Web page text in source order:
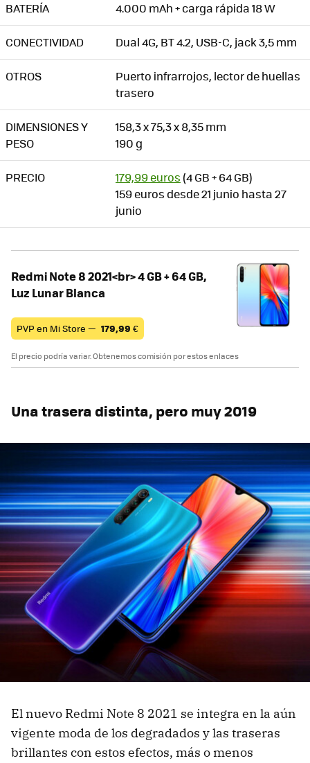
BATERÍA 4.000 mAh + carga rápida 18 W
CONECTIVIDAD Dual 4G, BT 4.2, USB-C, jack 3,5 mm
OTROS
Puerto infrarrojos, lector de huellas
trasero
DIMENSIONES Y
PESO
158,3 x 75,3 x 8,35 mm
190 g
PRECIO 179,99 euros (4 GB + 64 GB)
159 euros desde 21 junio hasta 27
junio
Redmi Note 8 2021<br> 4 GB + 64 GB,
Luz Lunar Blanca
PVP en Mi Store — 179,99 €
El precio podría variar. Obtenemos comisión por estos enlaces
Una trasera distinta, pero muy 2019
El nuevo Redmi Note 8 2021 se integra en la aún
vigente moda de los degradados y las traseras
brillantes con estos efectos, más o menos